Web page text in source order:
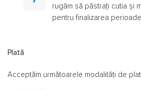
rugăm să păstrați cutia și
pentru finalizarea
Plată
Acceptăm următoarele modalități de